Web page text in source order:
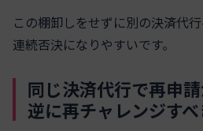
この棚卸しをせずに別の決済代
連続否決になりやすいです。
同じ決済代行で再申請
逆に再チャレンジす